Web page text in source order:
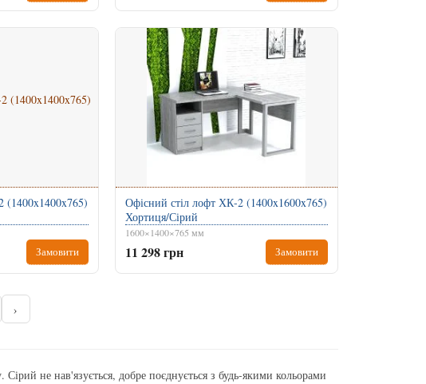
(1400x1400x765)
Замовити
Офісний стіл лофт ХК-2 (1400x1600x765)
Хортиця/Сірий
1600×1400×765 мм
11 298 грн Замовити
›
не нав'язується, добре поєднується з будь-якими кольорами